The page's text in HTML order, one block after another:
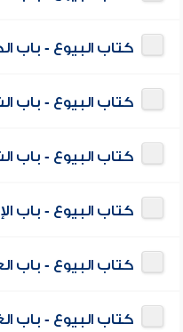
كتاب البيوع - باب
كتاب البيوع - باب
كتاب البيوع - باب
كتاب البيوع - باب
كتاب البيوع - باب
كتاب البيوع - باب